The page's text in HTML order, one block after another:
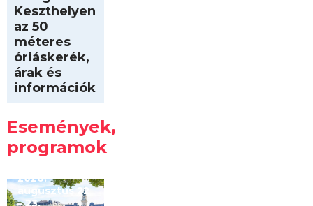
Keszthelyen
az 50
méteres
óriáskerék,
árak és
információk
Események,
programok
Kilóméterek
2026
2026.
augusztus 22
– 23.